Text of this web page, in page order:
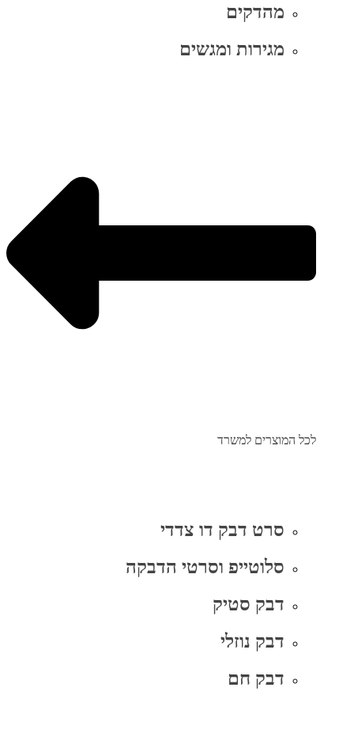
מהדקים
מגירות ומגשים
לכל המוצרים למשרד
סרט דבק דו צדדי
סלוטייפ וסרטי הדבקה
דבק סטיק
דבק נוזלי
דבק חם